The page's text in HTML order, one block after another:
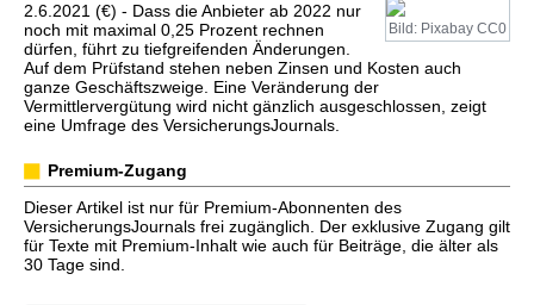
Bild: Pixabay CC0
2.6.2021 (€) - Dass die Anbieter ab 2022 nur
noch mit maximal 0,25 Prozent rechnen
dürfen, führt zu tiefgreifenden Änderungen.
Auf dem Prüfstand stehen neben Zinsen und Kosten auch
ganze Geschäftszweige. Eine Veränderung der
Vermittlervergütung wird nicht gänzlich ausgeschlossen, zeigt
eine Umfrage des VersicherungsJournals.
Premium-Zugang
Dieser Artikel ist nur für Premium-Abonnenten des
VersicherungsJournals frei zugänglich. Der exklusive Zugang gilt
für Texte mit Premium-Inhalt wie auch für Beiträge, die älter als
30 Tage sind.